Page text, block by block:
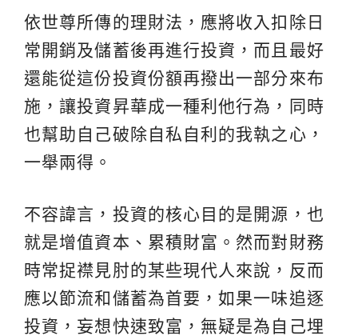
依世尊所傳的理財法，應將收入扣除日
常開銷及儲蓄後再進行投資，而且最好
還能從這份投資份額再撥出一部分來布
施，讓投資昇華成一種利他行為，同時
也幫助自己破除自私自利的我執之心，
一舉兩得。
不容諱言，投資的核心目的是開源，也
就是增值資本、累積財富。然而對財務
時常捉襟見肘的某些現代人來說，反而
應以節流和儲蓄為首要，如果一味追逐
投資，妄想快速致富，無疑是為自己埋